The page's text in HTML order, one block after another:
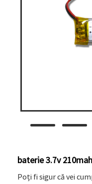
baterie 3.7v 210mah
Poți fi sigur că vei